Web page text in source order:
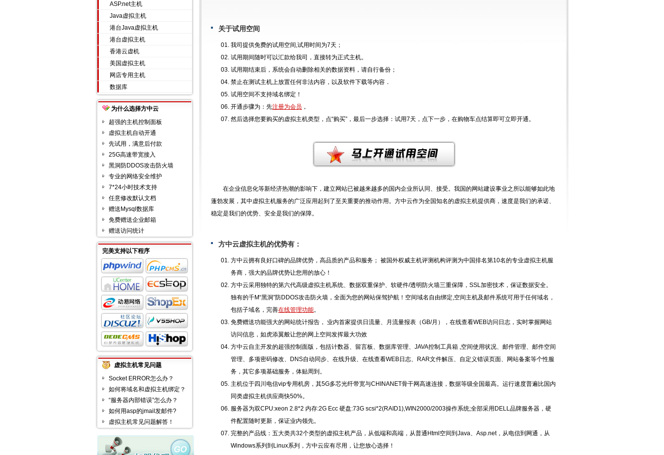
ASP.net主机
Java虚拟主机
港台Java虚拟主机
港台虚拟主机
香港云虚机
美国虚拟主机
网店专用主机
数据库
为什么选择方中云
超强的主机控制面板
虚拟主机自动开通
先试用，满意后付款
25G高速带宽接入
黑洞防DDOS攻击防火墙
专业的网络安全维护
7*24小时技术支持
任意修改默认文档
赠送Mysql数据库
免费赠送企业邮箱
赠送访问统计
完美支持以下程序
虚拟主机常见问题
Socket ERROR怎么办？
如何将域名和虚拟主机绑定？
“服务器内部错误”怎么办？
如何用asp的jmail发邮件?
虚拟主机常见问题解答！
关于试用空间
我司提供免费的试用空间,试用时间为7天；
试用期间随时可以汇款给我司，直接转为正式主机。
试用期结束后，系统会自动删除相关的数据资料，请自行备份；
禁止在测试主机上放置任何非法内容，以及软件下载等内容．
试用空间不支持域名绑定！
开通步骤为：先注册为会员 ，
然后选择您要购买的虚拟主机类型，点“购买”，最后一步选择：试用7天，点下一步，在购物车点结算即可立即开通。
在企业信息化等新经济热潮的影响下，建立网站已被越来越多的国内企业所认同、接受。我国的网站建设事业之所以能够如此地
蓬勃发展，其中虚拟主机服务的广泛应用起到了至关重要的推动作用。方中云作为全国知名的虚拟主机提供商，速度是我们的承诺、
稳定是我们的优势、安全是我们的保障。
方中云虚拟主机的优势有：
方中云拥有良好口碑的品牌优势，高品质的产品和服务； 被国外权威主机评测机构评测为中国排名第10名的专业虚拟主机服
务商，强大的品牌优势让您用的放心！
方中云采用独特的第六代高级虚拟主机系统、数据双重保护、软硬件/透明防火墙三重保障，SSL加密技术，保证数据安全。
独有的千M“黑洞”防DDOS攻击防火墙，全面为您的网站保驾护航！空间域名自由绑定,空间主机及邮件系统可用于任何域名，
包括子域名，完善在线管理功能。
免费赠送功能强大的网站统计报告， 业内首家提供日流量、月流量报表（GB/月），在线查看WEB访问日志，实时掌握网站
访问信息，如虎添翼般让您的网上空间发挥最大功效
方中云自主开发的超强控制面版，包括计数器、留言板、数据库管理、JAVA控制工具箱 ,空间使用状况、邮件管理、邮件空间
管理、多项密码修改、DNS自动同步、在线升级、在线查看WEB日志、RAR文件解压、自定义错误页面、网站备案等个性服
务，其它多项基础服务，体贴周到。
主机位于四川电信vip专用机房，其5G多芯光纤带宽与CHINANET骨干网高速连接，数据等级全国最高。运行速度普遍比国内
同类虚拟主机供应商快50%。
服务器为双CPU:xeon 2.8*2 内存:2G Ecc 硬盘:73G scsi*2(RAID1),WIN2000/2003操作系统;全部采用DELL品牌服务器，硬
件配置随时更新，保证业内领先。
完整的产品线：五大类共32个类型的虚拟主机产品，从低端和高端，从普通Html空间到Java、Asp.net，从电信到网通，从
Windows系列到Linux系列，方中云应有尽用，让您放心选择！